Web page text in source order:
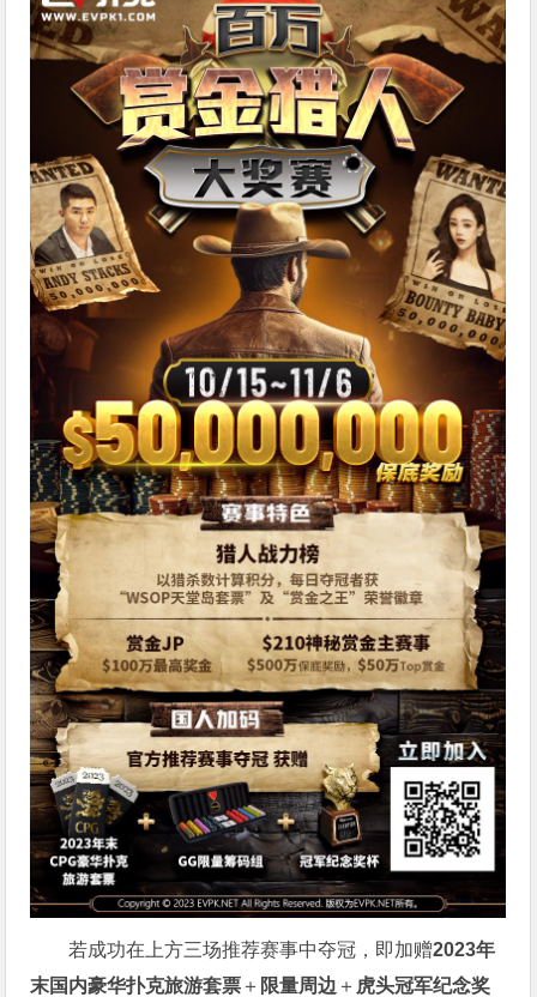
若成功在上方三场推荐赛事中夺冠，即加赠2023年
末国内豪华扑克旅游套票 ＋ 限量周边 ＋ 虎头冠军纪念奖